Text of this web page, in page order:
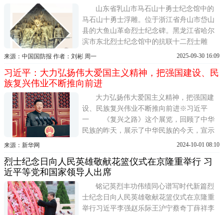
山东省乳山市马石山十勇士纪念馆中的
马石山十勇士浮雕。位于浙江省舟山市岱山
县的大鱼山革命烈士纪念碑。黑龙江省哈尔
滨市东北烈士纪念馆中的抗联十二烈士雕
塑。位于香港屯门龙鼓滩的刘春祥抗日英雄
力量战斗在祖国的大江南北，他们以无数可
歌可泣的英雄事迹，谱写出撼天动地的伟大
抗战史诗。在这场艰苦卓绝的斗
来源：中国国防报 作者：刘彬 周一 2025-09-30 16:09
习近平：大力弘扬伟大爱国主义精神，把强国建设、民
族复兴伟业不断推向前进
大力弘扬伟大爱国主义精神，把强国建
设、民族复兴伟业不断推向前进※习近平
一 《复兴之路》这个展览，回顾了中华
民族的昨天，展示了中华民族的今天，宣示
了中华民族的明天，给人以深刻教育和启
如铁。近代以后，中华民族遭受的苦难之
重、付出的牺牲之大，在世界历史上都是罕
见的。但是，中国人民从不屈服
来源：新华网 2024-10-01 08:10
烈士纪念日向人民英雄敬献花篮仪式在京隆重举行 习
近平等党和国家领导人出席
铭记英烈丰功伟绩同心谱写时代新篇烈
士纪念日向人民英雄敬献花篮仪式在京隆重
举行习近平李强赵乐际王沪宁蔡奇丁薛祥李